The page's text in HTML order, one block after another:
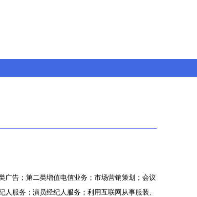
广告；第二类增值电信业务；市场营销策划；会议
服务；演员经纪人服务；利用互联网从事服装、